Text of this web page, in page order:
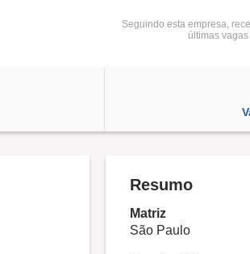
Seguindo esta empresa,
últimas
Resumo
Matriz
São Paulo